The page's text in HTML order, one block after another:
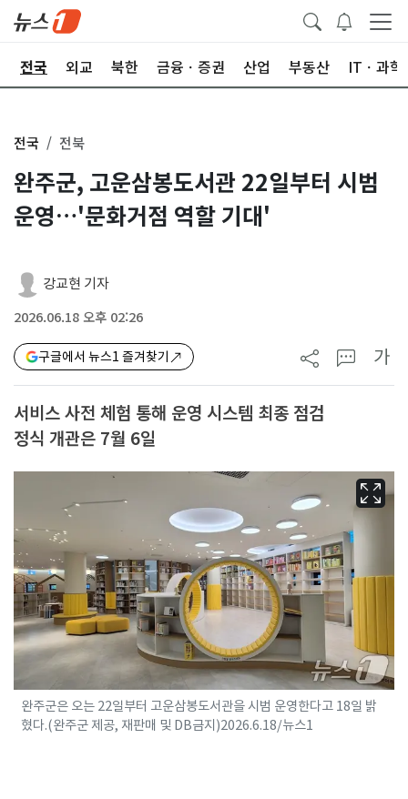
전국 외교 북한 금융ㆍ증권 산업 부동산 ITㆍ과학
전국 전북
완주군, 고운삼봉도서관 22일부터 시범
운영…'문화거점 역할 기대'
강교현 기자
2026.06.18 오후 02:26
구글에서 뉴스1 즐겨찾기 가
서비스 사전 체험 통해 운영 시스템 최종 점검
정식 개관은 7월 6일
완주군은 오는 22일부터 고운삼봉도서관을 시범 운영한다고 18일 밝
혔다.(완주군 제공, 재판매 및 DB금지)2026.6.18/뉴스1